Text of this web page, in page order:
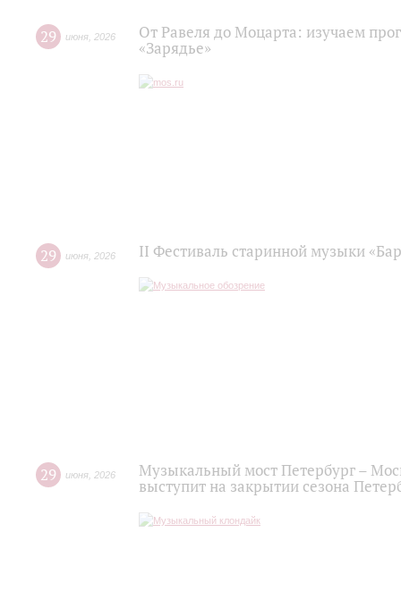
29 июня 2026
От Равеля до Моцарта: изучаем
«Зарядье»
29 июня 2026 II Фестиваль старинной музыки
29 июня 2026
Музыкальный мост Петербург –
выступит на закрытии сезона